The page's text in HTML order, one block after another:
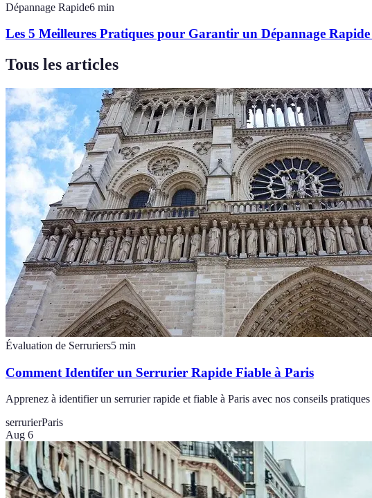
Dépannage Rapide6 min
Les 5 Meilleures Pratiques pour Garantir un Dépannage
Tous les articles
Évaluation de Serruriers5 min
Comment Identifer un Serrurier Rapide Fiable à Paris
Apprenez à identifier un serrurier rapide et fiable à Paris avec nos conseils
serrurierParis
Aug 6